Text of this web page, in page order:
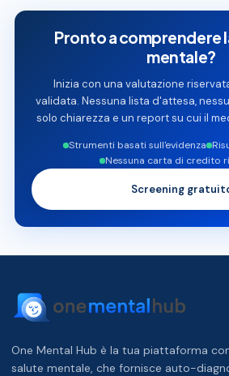
Pronto a comprendere
mentale?
Inizia con una valutazione
validata. Nessuna lista d'attesa,
solo chiarezza e un report su cui il
Strumenti basati sull'evidenza
Nessuna carta di credito
Screening
One Mental Hub è la tua piattaforma
salute mentale, che fornisce auto-